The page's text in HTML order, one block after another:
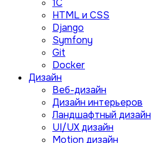
1C
HTML и CSS
Django
Symfony
Git
Docker
Дизайн
Веб-дизайн
Дизайн интерьеров
Ландшафтный дизайн
UI/UX дизайн
Motion дизайн